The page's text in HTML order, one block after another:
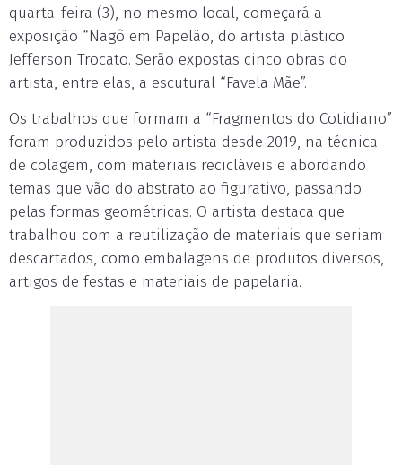
quarta-feira (3), no mesmo local, começará a
exposição “Nagô em Papelão, do artista plástico
Jefferson Trocato. Serão expostas cinco obras do
artista, entre elas, a escutural “Favela Mãe”.
Os trabalhos que formam a “Fragmentos do Cotidiano”
foram produzidos pelo artista desde 2019, na técnica
de colagem, com materiais recicláveis e abordando
temas que vão do abstrato ao figurativo, passando
pelas formas geométricas. O artista destaca que
trabalhou com a reutilização de materiais que seriam
descartados, como embalagens de produtos diversos,
artigos de festas e materiais de papelaria.